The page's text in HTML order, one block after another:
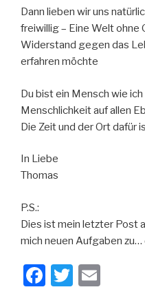
Dann lieben wir uns
freiwillig – Eine Welt ohne
Widerstand gegen das
erfahren möchte
Du bist ein Mensch wie
Menschlichkeit auf allen
Die Zeit und der Ort dafür
In Liebe
Thomas
P.S.:
Dies ist mein letzter Post
mich neuen Aufgaben
F
T